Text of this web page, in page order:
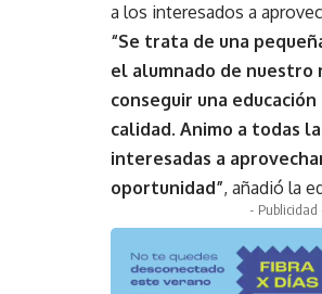
a los interesados a
“Se trata de una
el alumnado de nuestro
conseguir una
calidad. Animo a todas
interesadas a
oportunidad”, añadió la
- Publicidad